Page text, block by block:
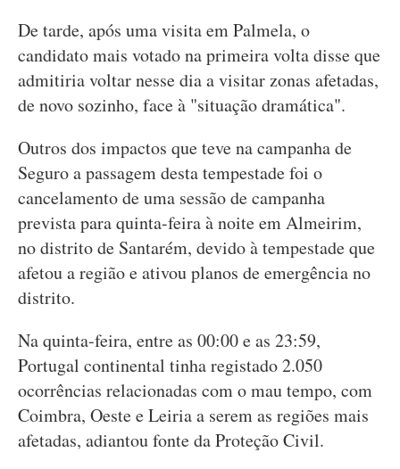
De tarde, após uma visita em Palmela, o
candidato mais votado na primeira volta disse que
admitiria voltar nesse dia a visitar zonas afetadas,
de novo sozinho, face à "situação dramática".
Outros dos impactos que teve na campanha de
Seguro a passagem desta tempestade foi o
cancelamento de uma sessão de campanha
prevista para quinta-feira à noite em Almeirim,
no distrito de Santarém, devido à tempestade que
afetou a região e ativou planos de emergência no
distrito.
Na quinta-feira, entre as 00:00 e as 23:59,
Portugal continental tinha registado 2.050
ocorrências relacionadas com o mau tempo, com
Coimbra, Oeste e Leiria a serem as regiões mais
afetadas, adiantou fonte da Proteção Civil.